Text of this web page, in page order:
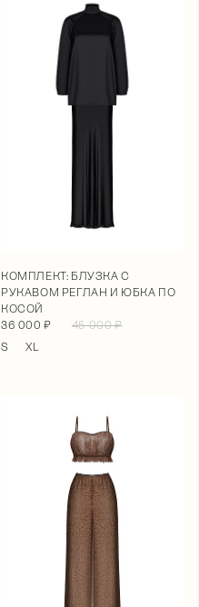
КОМПЛЕКТ: БЛУЗКА С
РУКАВОМ РЕГЛАН И ЮБКА ПО
КОСОЙ
36 000 ₽
45 000 ₽
S
XL